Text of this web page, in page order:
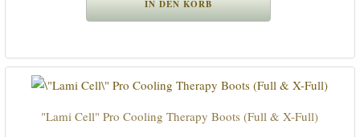
"Lami Cell" Pro Cooling Therapy Boots (Full & X-Full)